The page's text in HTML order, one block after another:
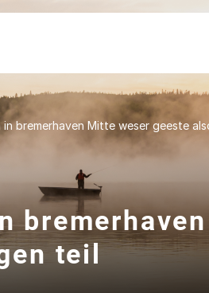
in bremerhaven Mitte weser geeste
teil